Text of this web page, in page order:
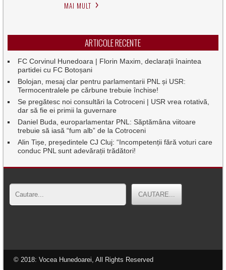
MAI MULT
ARTICOLE RECENTE
FC Corvinul Hunedoara | Florin Maxim, declarații înaintea
partidei cu FC Botoșani
Bolojan, mesaj clar pentru parlamentarii PNL și USR:
Termocentralele pe cărbune trebuie închise!
Se pregătesc noi consultări la Cotroceni | USR vrea rotativă,
dar să fie ei primii la guvernare
Daniel Buda, europarlamentar PNL: Săptămâna viitoare
trebuie să iasă “fum alb” de la Cotroceni
Alin Tișe, președintele CJ Cluj: “Incompetenții fără voturi care
conduc PNL sunt adevărații trădători!
© 2018: Vocea Hunedoarei, All Rights Reserved